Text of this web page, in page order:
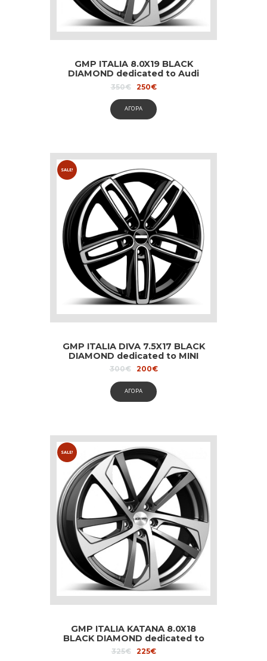
GMP ITALIA 8.0X19 BLACK
DIAMOND dedicated to Audi
and Volvo
350€
Original
was:
350€.
250€Current
is:
250€.
ΑΓΟΡΑ
SALE!
GMP ITALIA DIVA 7.5X17 BLACK
DIAMOND dedicated to MINI
300€
Original
was:
300€.
200€Current
ΑΓΟΡΑ
SALE!
GMP ITALIA KATANA 8.0X18
BLACK DIAMOND dedicated to
Audi and Volvo
325€
Original
225€Current